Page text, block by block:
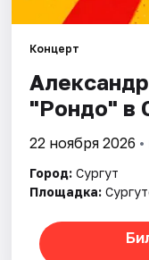
Концерт
"Рондо" в
22 ноября 2026
Город: Сургут
Площадка: